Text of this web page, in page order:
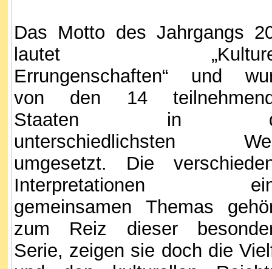
Das Motto des Jahrgangs
lautet
Errungenschaften“ und
von den 14
Staaten in
unterschiedlichsten
umgesetzt. Die
Interpretationen
gemeinsamen Themas
zum Reiz dieser
Serie, zeigen sie doch die